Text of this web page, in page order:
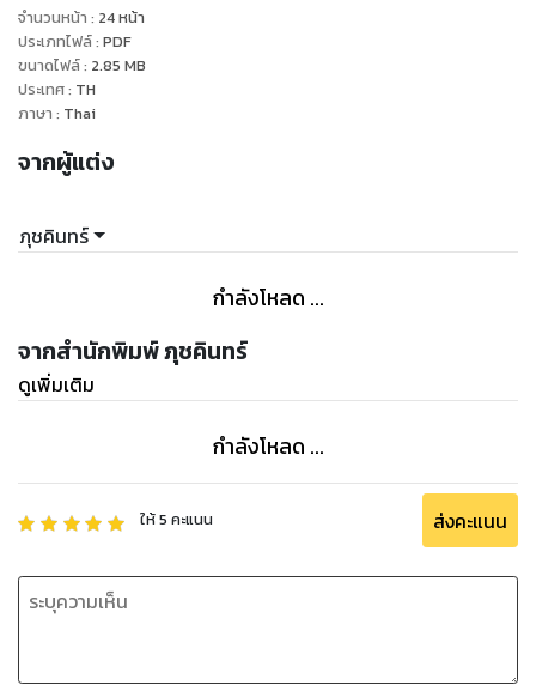
จำนวนหน้า : 24หน้า
ประเภทไฟล์: PDF
ขนาดไฟล์: 2.85 MB
ประเทศ: TH
ภาษา : Thai
จากผู้แต่ง
ภุชคินทร์
กำลังโหลด ...
จากสำนักพิมพ์ ภุชคินทร์
ดูเพิ่มเติม
กำลังโหลด ...
ให้5 คะแนน ส่งคะแนน